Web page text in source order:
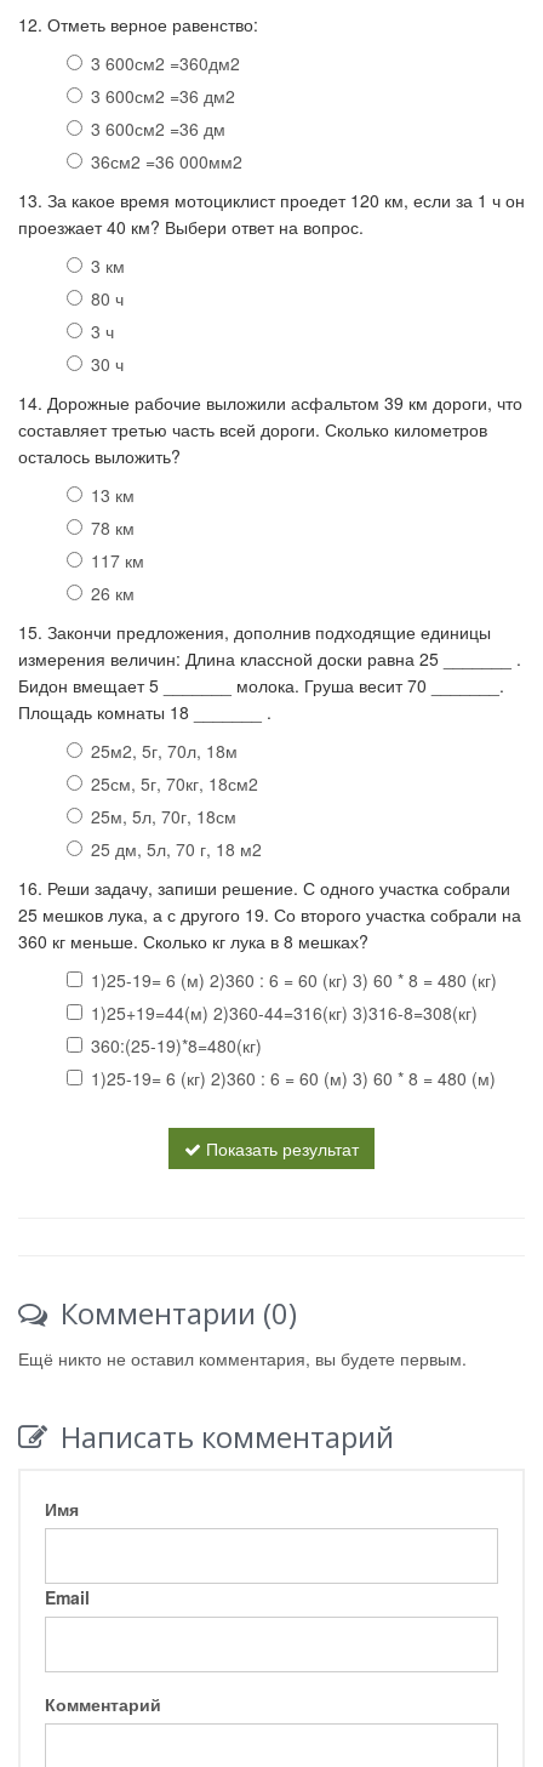
12. Отметь верное равенство:
3 600см2 =360дм2
3 600см2 =36 дм2
3 600см2 =36 дм
36см2 =36 000мм2
13. За какое время мотоциклист проедет 120 км, если за 1 ч он
проезжает 40 км? Выбери ответ на вопрос.
3 км
80 ч
3 ч
30 ч
14. Дорожные рабочие выложили асфальтом 39 км дороги, что
составляет третью часть всей дороги. Сколько километров
осталось выложить?
13 км
78 км
117 км
26 км
15. Закончи предложения, дополнив подходящие единицы
измерения величин: Длина классной доски равна 25 _______ .
Бидон вмещает 5 _______ молока. Груша весит 70 _______.
Площадь комнаты 18 _______ .
25м2, 5г, 70л, 18м
25см, 5г, 70кг, 18см2
25м, 5л, 70г, 18см
25 дм, 5л, 70 г, 18 м2
16. Реши задачу, запиши решение. С одного участка собрали
25 мешков лука, а с другого 19. Со второго участка собрали на
360 кг меньше. Сколько кг лука в 8 мешках?
1)25-19= 6 (м) 2)360 : 6 = 60 (кг) 3) 60 * 8 = 480 (кг)
1)25+19=44(м) 2)360-44=316(кг) 3)316-8=308(кг)
360:(25-19)*8=480(кг)
1)25-19= 6 (кг) 2)360 : 6 = 60 (м) 3) 60 * 8 = 480 (м)
Показать результат
Комментарии (0)
Ещё никто не оставил комментария, вы будете первым.
Написать комментарий
Имя
Email
Комментарий